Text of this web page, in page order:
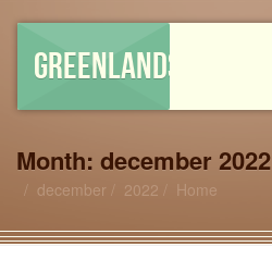
GREENLANDSHOP
Month: december 2022
Home
2022
december